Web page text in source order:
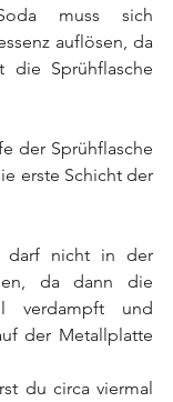
muss sich
auflösen, da
die Sprühflasche
der Sprühflasche
erste Schicht der
darf nicht in der
da dann die
verdampft und
der Metallplatte
du circa viermal